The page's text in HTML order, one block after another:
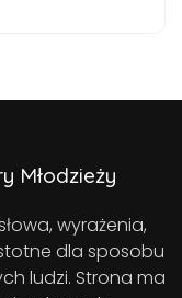
Młodzieży
wyrażenia,
dla sposobu
ludzi. Strona ma